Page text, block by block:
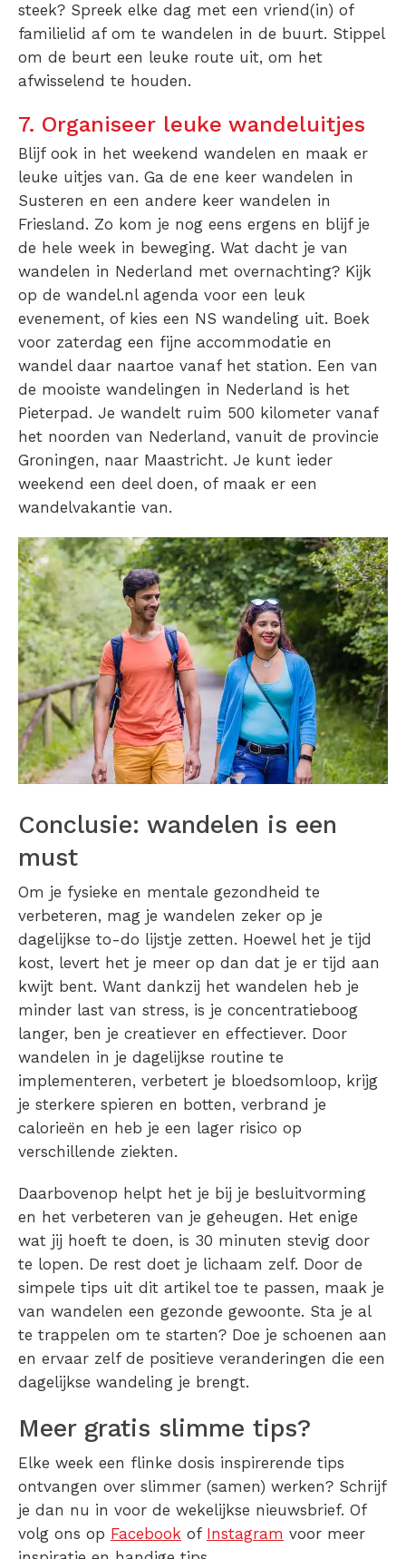
steek? Spreek elke dag met een vriend(in) of
familielid af om te wandelen in de buurt. Stippel
om de beurt een leuke route uit, om het
afwisselend te houden.
7. Organiseer leuke wandeluitjes
Blijf ook in het weekend wandelen en maak er
leuke uitjes van. Ga de ene keer wandelen in
Susteren en een andere keer wandelen in
Friesland. Zo kom je nog eens ergens en blijf je
de hele week in beweging. Wat dacht je van
wandelen in Nederland met overnachting? Kijk
op de wandel.nl agenda voor een leuk
evenement, of kies een NS wandeling uit. Boek
voor zaterdag een fijne accommodatie en
wandel daar naartoe vanaf het station. Een van
de mooiste wandelingen in Nederland is het
Pieterpad. Je wandelt ruim 500 kilometer vanaf
het noorden van Nederland, vanuit de provincie
Groningen, naar Maastricht. Je kunt ieder
weekend een deel doen, of maak er een
wandelvakantie van.
Conclusie: wandelen is een
must
Om je fysieke en mentale gezondheid te
verbeteren, mag je wandelen zeker op je
dagelijkse to-do lijstje zetten. Hoewel het je tijd
kost, levert het je meer op dan dat je er tijd aan
kwijt bent. Want dankzij het wandelen heb je
minder last van stress, is je concentratieboog
langer, ben je creatiever en effectiever. Door
wandelen in je dagelijkse routine te
implementeren, verbetert je bloedsomloop, krijg
je sterkere spieren en botten, verbrand je
calorieën en heb je een lager risico op
verschillende ziekten.
Daarbovenop helpt het je bij je besluitvorming
en het verbeteren van je geheugen. Het enige
wat jij hoeft te doen, is 30 minuten stevig door
te lopen. De rest doet je lichaam zelf. Door de
simpele tips uit dit artikel toe te passen, maak je
van wandelen een gezonde gewoonte. Sta je al
te trappelen om te starten? Doe je schoenen aan
en ervaar zelf de positieve veranderingen die een
dagelijkse wandeling je brengt.
Meer gratis slimme tips?
Elke week een flinke dosis inspirerende tips
ontvangen over slimmer (samen) werken? Schrijf
je dan nu in voor de wekelijkse nieuwsbrief. Of
volg ons op Facebook of Instagram voor meer